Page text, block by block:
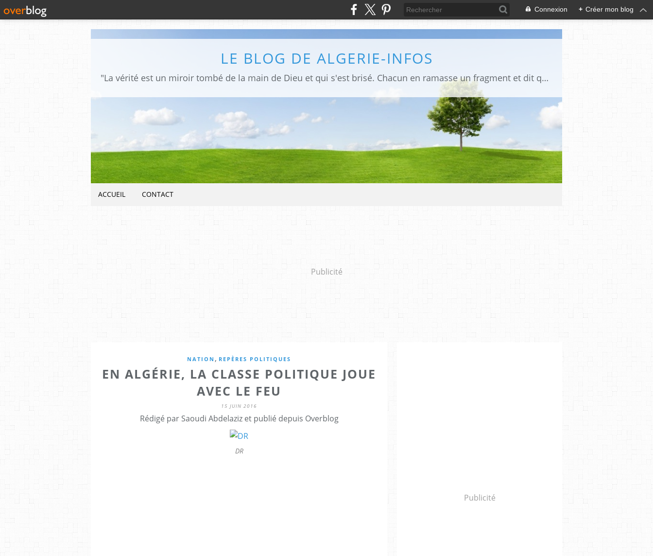
Connexion + Créer mon blog
LE BLOG DE ALGERIE-INFOS
"La vérité est un miroir tombé de la main de Dieu et qui s'est brisé. Chacun en ramasse un fragment et dit que toute la vérité s'y trouve" Djalāl ad-Dīn Rūmī (1207-1273)
ACCUEIL CONTACT
Publicité
NATION , REPÈRES POLITIQUES
EN ALGÉRIE, LA CLASSE POLITIQUE JOUE
AVEC LE FEU
15 JUIN 2016
Rédigé par Saoudi Abdelaziz et publié depuis Overblog
DR
Publicité